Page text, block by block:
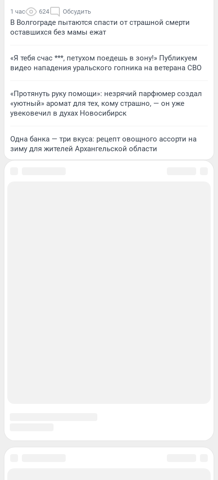
1 час 624 Обсудить
В Волгограде пытаются спасти от страшной смерти
оставшихся без мамы ежат
«Я тебя счас ***, петухом поедешь в зону!» Публикуем
видео нападения уральского гопника на ветерана СВО
«Протянуть руку помощи»: незрячий парфюмер создал
«уютный» аромат для тех, кому страшно, — он уже
увековечил в духах Новосибирск
Одна банка — три вкуса: рецепт овощного ассорти на
зиму для жителей Архангельской области